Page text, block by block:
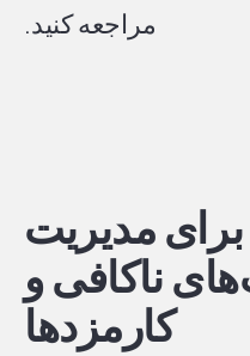
مراجعه کنید.
مدیریت
ناکافی و
کارمزدها